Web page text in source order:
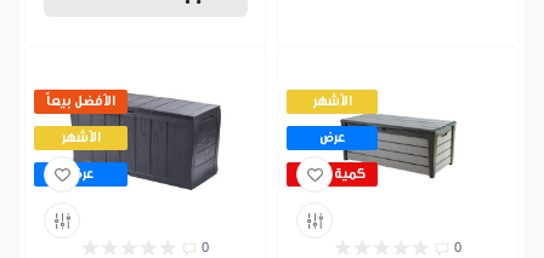
الأفضل بيعاً
الأشهر
عرض
0
الأشهر
عرض
كمية قليلة
0